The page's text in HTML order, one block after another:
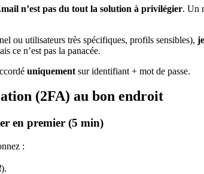
n’est pas du tout la solution à privilégier. Un
ou utilisateurs très spécifiques, profils sensibles),
ce n’est pas la panacée.
uniquement sur identifiant + mot de passe.
(2FA) au bon endroit
en premier (5 min)
: